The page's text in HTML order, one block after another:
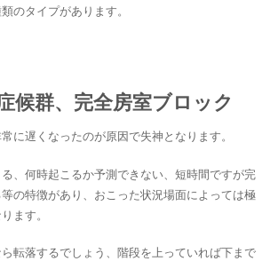
のタイプがあります。
候群、完全房室ブロック
に遅くなったのが原因で失神となります。
、何時起こるか予測できない、短時間ですが完
の特徴があり、おこった状況場面によっては極
ます。
転落するでしょう、階段を上っていれば下まで